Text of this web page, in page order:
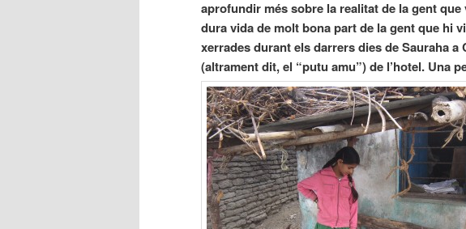
aprofundir més sobre la realitat de la gent que
dura vida de molt bona part de la gent que hi
xerrades durant els darrers dies de Sauraha a
(altrament dit, el “putu amu”) de l’hotel. Una